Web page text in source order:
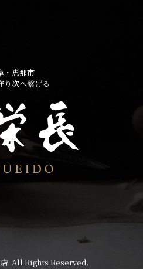
・恵那市
り次へ繋げる
. All Rights Reserved.